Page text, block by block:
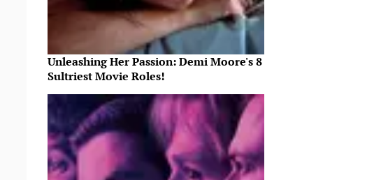
Unleashing Her Passion: Demi Moore's 8
Sultriest Movie Roles!